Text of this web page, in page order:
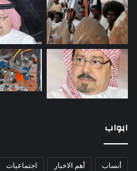
ابواب
أنساب أهم الاخبار اجتماعيات